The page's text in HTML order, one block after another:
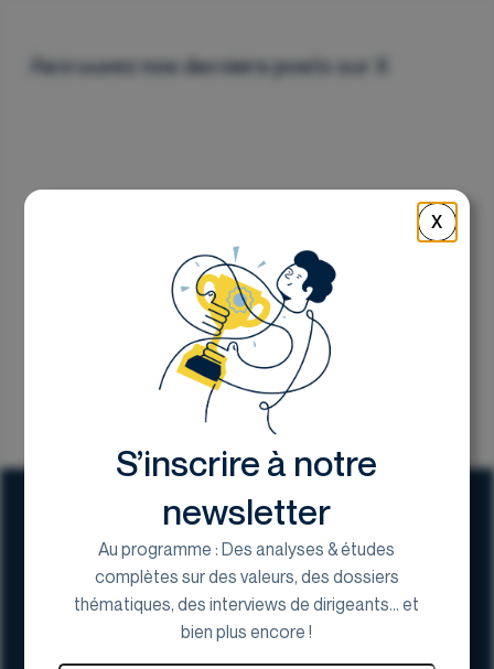
17 Avenue George V, 75008 Paris
Retrouvez nos derniers posts sur X
X
S’inscrire à notre
newsletter
Au programme : Des analyses & études
complètes sur des valeurs, des dossiers
thématiques, des interviews de dirigeants... et
bien plus encore !